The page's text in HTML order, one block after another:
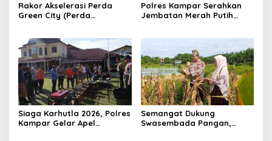
Rakor Akselerasi Perda
Green City (Perda
Lingkungan Hidup Kota
Pekanbaru dan Tim Pakar
Polres Kampar Serahkan
Jembatan Merah Putih
Siaga Karhutla 2026, Polres
Kampar Gelar Apel
Semangat Dukung
Swasembada Pangan,